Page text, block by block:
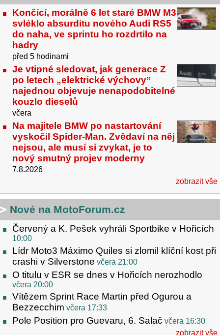
Končící, morálně 6 let staré BMW M3
svléklo absurditu nového Audi RS5
do naha, ve sprintu ho rozdrtilo na
hadry
před 5 hodinami
Je vtipné sledovat, jak generace Z
po letech „elektrické výchovy”
najednou objevuje nenapodobitelné
kouzlo dieselů
včera
Na majitele BMW po nastartování
vyskočil Spider-Man. Zvědaví na něj
nejsou, ale musí si zvykat, je to
nový smutný projev moderny
7.8.2026
zobrazit vše
Nové na MotoForum.cz
Červený a K. Pešek vyhráli Sportbike v Hořicích
10:00
Lídr Moto3 Máximo Quiles si zlomil klíční kost při
crashi v Silverstone včera 21:00
O titulu v ESR se dnes v Hořicích nerozhodlo
včera 20:00
Vítězem Sprint Race Martin před Ogurou a
Bezzecchim včera 17:33
Pole Position pro Guevaru, 6. Salač včera 16:30
zobrazit vše